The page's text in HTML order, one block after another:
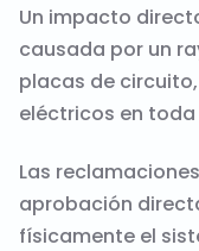
Un impacto
causada por un
placas de
eléctricos en
Las
aprobación
físicamente el